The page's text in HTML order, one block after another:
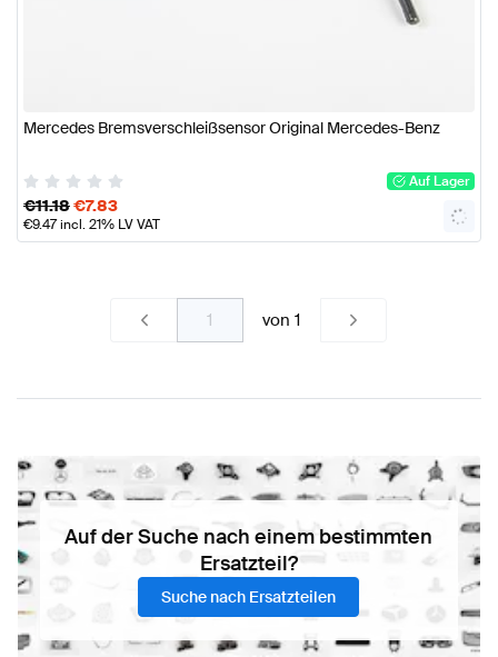
Mercedes Bremsverschleißsensor Original Mercedes-Benz
Auf Lager
€11.18€7.83
€9.47incl. 21% LV VAT
von1
Auf der Suche nach einem bestimmten
Ersatzteil?
Suche nach Ersatzteilen